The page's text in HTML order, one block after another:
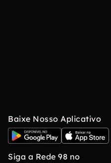
Baixe Nosso Aplicativo
Siga a Rede 98 no